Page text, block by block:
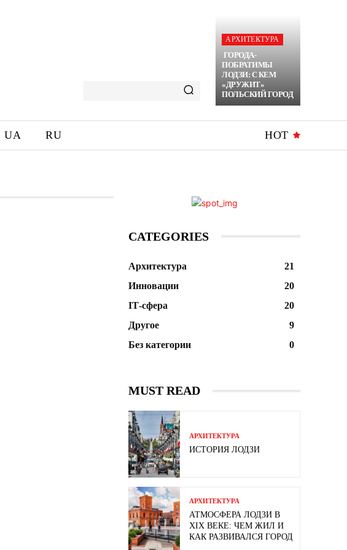
АРХИТЕКТУРА
ГОРОДА-
ПОБРАТИМЫ
ЛОДЗИ: С КЕМ
«ДРУЖИТ»
ПОЛЬСКИЙ ГОРОД
UA RU HOT
CATEGORIES
Архитектура
21
Инновации
20
ІТ-сфера
20
Другое
9
Без категории
0
MUST READ
АРХИТЕКТУРА
ИСТОРИЯ ЛОДЗИ
АРХИТЕКТУРА
АТМОСФЕРА ЛОДЗИ В
XIX ВЕКЕ: ЧЕМ ЖИЛ И
КАК РАЗВИВАЛСЯ ГОРОД